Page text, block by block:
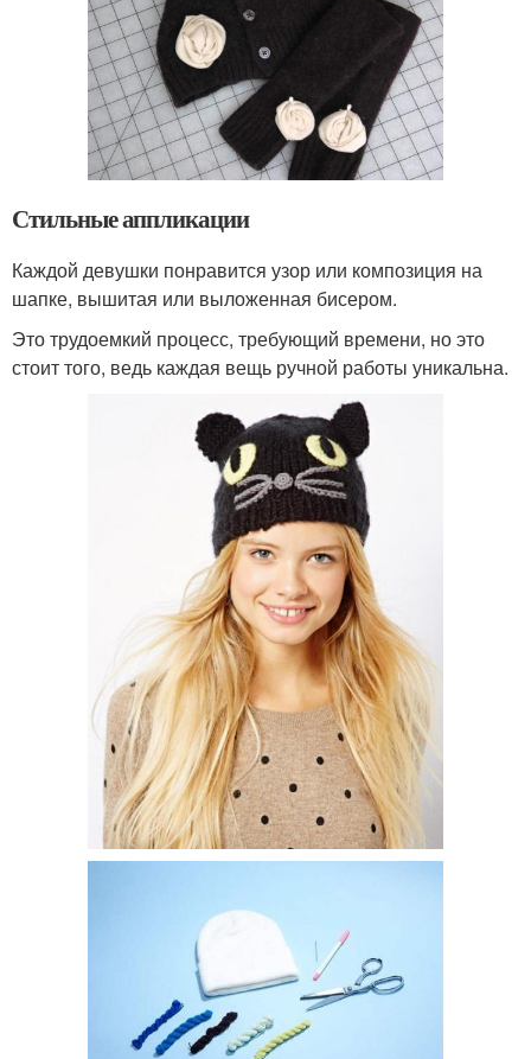
Стильные аппликации
Каждой девушки понравится узор или композиция на
шапке, вышитая или выложенная бисером.
Это трудоемкий процесс, требующий времени, но это
стоит того, ведь каждая вещь ручной работы уникальна.